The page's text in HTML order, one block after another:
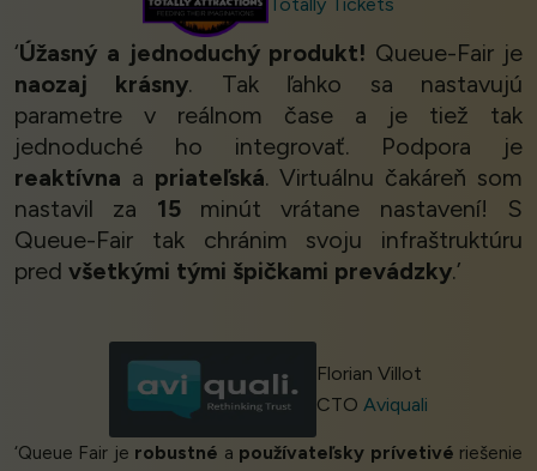
Totally Tickets
‘Úžasný a jednoduchý produkt! Queue-Fair je
naozaj krásny. Tak ľahko sa nastavujú
parametre v reálnom čase a je tiež tak
jednoduché ho integrovať. Podpora je
reaktívna a priateľská. Virtuálnu čakáreň som
nastavil za 15minút vrátane nastavení! S
Queue-Fair tak chránim svoju infraštruktúru
pred všetkými tými špičkami prevádzky.’
Florian Villot
CTOAviquali
‘Queue Fair je robustné a používateľsky prívetivé riešenie